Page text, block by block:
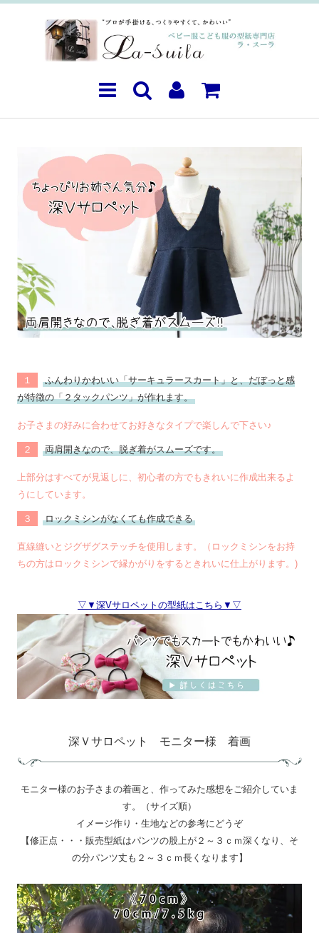
１
ふんわりかわいい「サーキュラースカート」と、だぼっと感
が特徴の「２タックパンツ」が作れます。
お子さまの好みに合わせてお好きなタイプで楽しんで下さい♪
２ 両肩開きなので、脱ぎ着がスムーズです。
上部分はすべてが見返しに、初心者の方でもきれいに作成出来るよ
うにしています。
３ ロックミシンがなくても作成できる
直線縫いとジグザグステッチを使用します。（ロックミシンをお持
ちの方はロックミシンで縁かがりをするときれいに仕上がります。)
▽▼深Vサロペットの型紙はこちら▼▽
深Ｖサロペット モニター様 着画
モニター様のお子さまの着画と、作ってみた感想をご紹介していま
す。（サイズ順）
イメージ作り・生地などの参考にどうぞ
【修正点・・・販売型紙はパンツの股上が２～３ｃｍ深くなり、そ
の分パンツ丈も２～３ｃｍ長くなります】